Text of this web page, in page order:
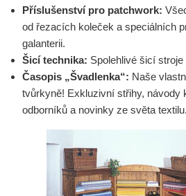
Příslušenství pro patchwork:
od řezacích koleček a speciálních
galanterii.
Šicí technika: Spolehlivé šicí
Časopis „Švadlenka“: Naše
tvůrkyně! Exkluzivní střihy, návody
odborníků a novinky ze světa textilu.